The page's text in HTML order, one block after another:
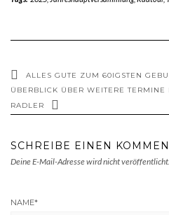
ALLES GUTE ZUM 60IGSTEN
ÜBERBLICK ÜBER WEITERE TERMINE
RADLER
SCHREIBE EINEN
Deine E-Mail-Adresse wird nicht veröffentlicht.
NAME*